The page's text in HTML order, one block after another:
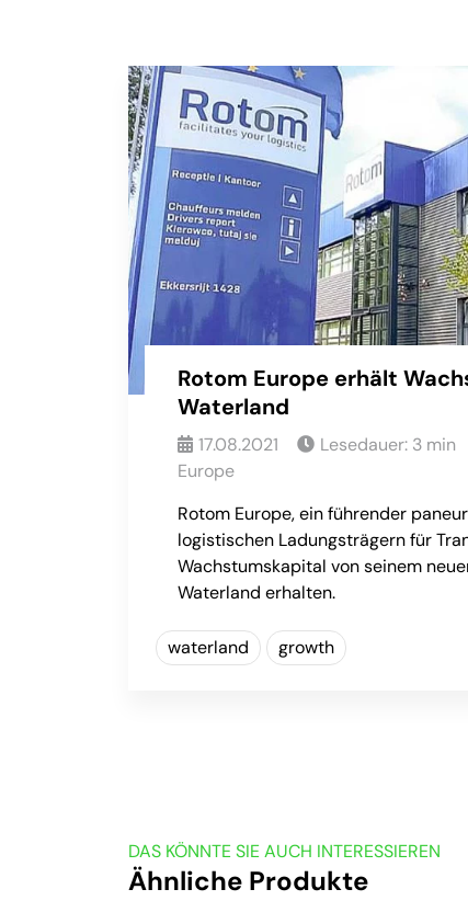
Rotom Europe erhält
Waterland
17.08.2021 Lesedauer: 3 min
Europe
Rotom Europe, ein führender
logistischen Ladungsträgern für
Wachstumskapital von seinem
Waterland erhalten.
waterland growth
DAS KÖNNTE SIE AUCH INTERESSIEREN
Ähnliche Produkte